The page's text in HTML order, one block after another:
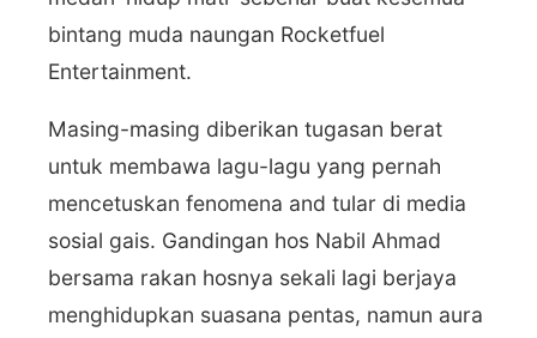
bintang muda naungan Rocketfuel
Entertainment.
Masing-masing diberikan tugasan berat
untuk membawa lagu-lagu yang pernah
mencetuskan fenomena and tular di media
sosial gais. Gandingan hos Nabil Ahmad
bersama rakan hosnya sekali lagi berjaya
menghidupkan suasana pentas, namun aura